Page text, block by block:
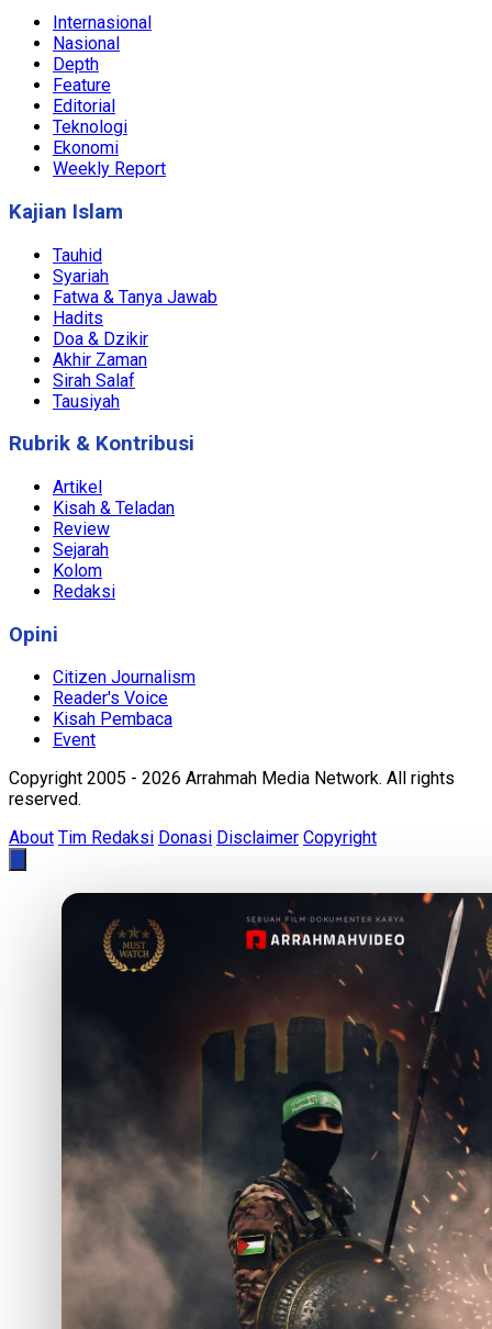
Internasional
Nasional
Depth
Feature
Editorial
Teknologi
Ekonomi
Weekly Report
Kajian Islam
Tauhid
Syariah
Fatwa & Tanya Jawab
Hadits
Doa & Dzikir
Akhir Zaman
Sirah Salaf
Tausiyah
Rubrik & Kontribusi
Artikel
Kisah & Teladan
Review
Sejarah
Kolom
Redaksi
Opini
Citizen Journalism
Reader's Voice
Kisah Pembaca
Event
Copyright 2005 - 2026 Arrahmah Media Network. All rights
reserved.
About Tim Redaksi Donasi Disclaimer Copyright